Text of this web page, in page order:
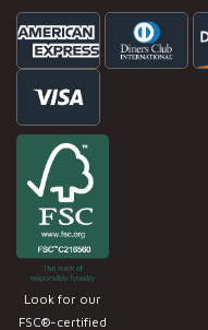
Look for our
FSC®-certified